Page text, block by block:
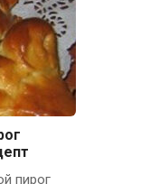
пирог